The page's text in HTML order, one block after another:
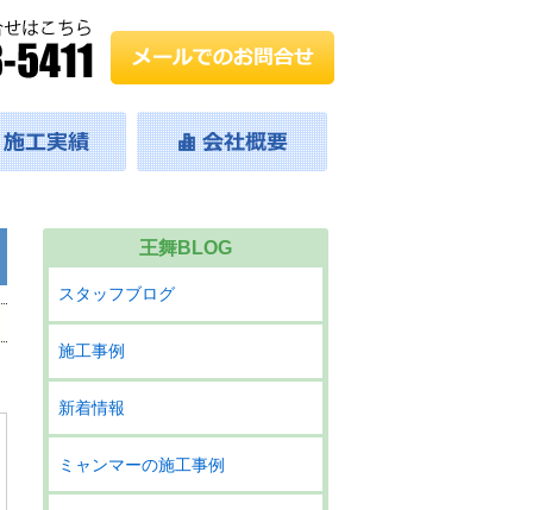
王舞BLOG
スタッフブログ
施工事例
新着情報
ミャンマーの施工事例